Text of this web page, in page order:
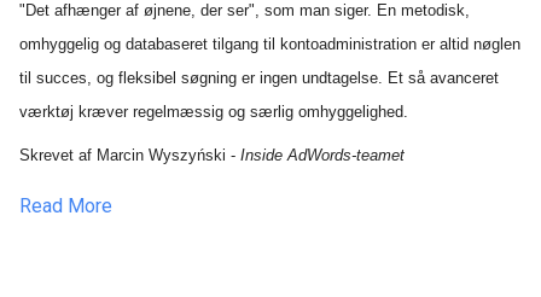
"Det afhænger af øjnene, der ser", som man siger. En metodisk,
omhyggelig og databaseret tilgang til kontoadministration er altid nøglen
til succes, og fleksibel søgning er ingen undtagelse. Et så avanceret
værktøj kræver regelmæssig og særlig omhyggelighed.
Skrevet af Marcin Wyszyński - Inside AdWords-teamet
Read More